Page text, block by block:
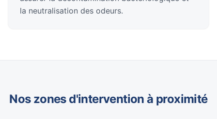
la neutralisation des odeurs.
Nos zones d'intervention à proximité